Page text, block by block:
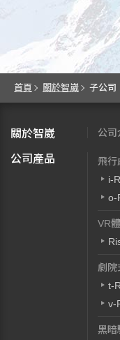
首頁 關於智崴 子公司
關於智崴 公司
公司產品
飛行
i-
o-
VR
劇院
t-
v-
黑暗